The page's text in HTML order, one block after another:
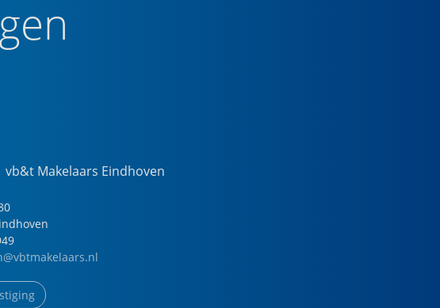
vb&t Makelaars Eindhoven